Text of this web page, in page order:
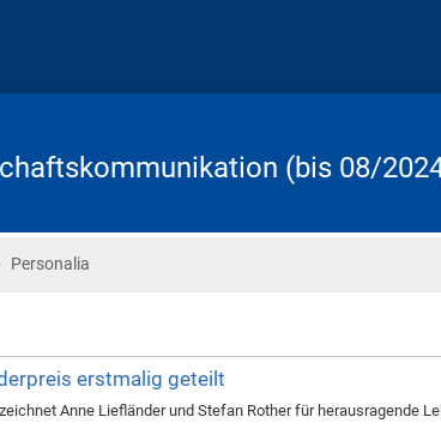
(bis 08/
Personalia
erstmalig geteilt
Anne Liefländer und Stefan Rother für herausragende